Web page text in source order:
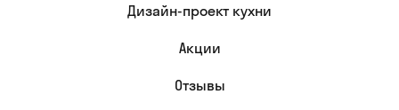
Дизайн-проект кухни
Акции
Отзывы